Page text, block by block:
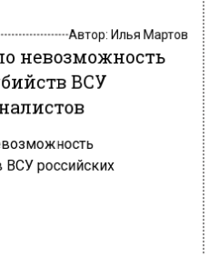
Автор:Илья Мартов
невозможность
ВСУ